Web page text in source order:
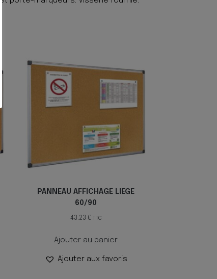
PANNEAU AFFICHAGE LIEGE
60/90
43.23 € TTC
Ajouter au panier
Ajouter aux favoris